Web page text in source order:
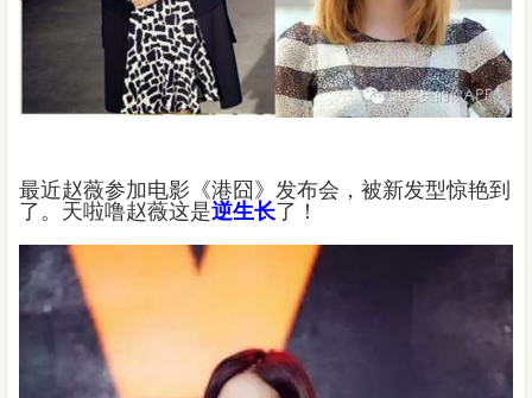
最近赵薇参加电影《港囧》发布会，被新发型惊艳到
了。天啦噜赵薇这是逆生长了！